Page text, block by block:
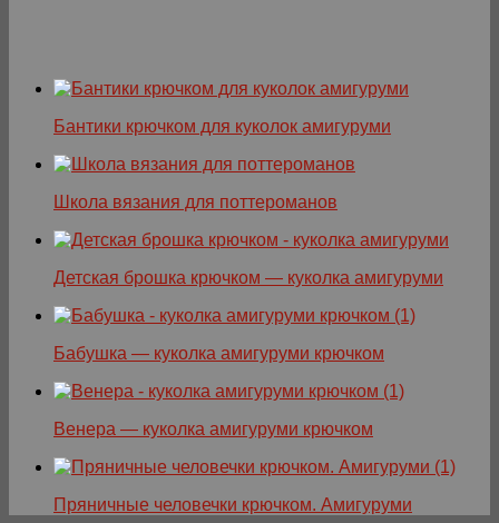
Бантики крючком для куколок амигуруми
Школа вязания для поттероманов
Детская брошка крючком — куколка амигуруми
Бабушка — куколка амигуруми крючком
Венера — куколка амигуруми крючком
Пряничные человечки крючком. Амигуруми